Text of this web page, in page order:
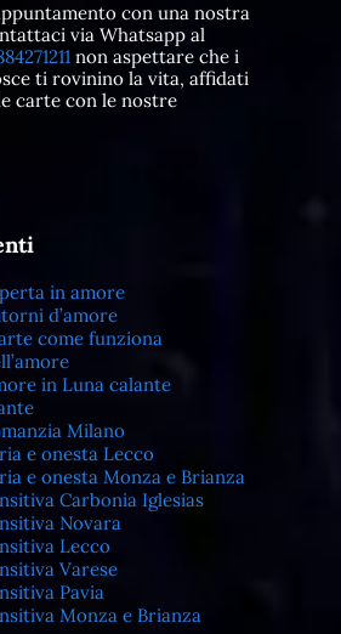
con una nostra
via Whatsapp al
non aspettare che i
ti rovinino la vita, affidati
carte con le nostre
in amore
d’amore
come funziona
in Luna calante
Milano
e onesta Lecco
e onesta Monza e Brianza
Carbonia Iglesias
Novara
Lecco
Varese
Pavia
Monza e Brianza